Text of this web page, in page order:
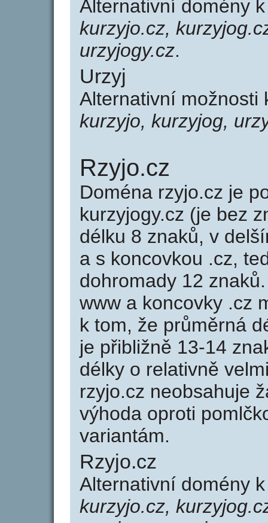
Alternativní domény
kurzyjo.cz,
urzyjogy.cz.
Urzyj
Alternativní
kurzyjo, kurzyjog,
Rzyjo.cz
Doména rzyjo.cz je
kurzyjogy.cz (je bez
délku 8 znaků, v
a s koncovkou .cz,
dohromady 12
www a koncovky .cz
k tom, že průměrná
je přibližně 13-14
délky o relativně
rzyjo.cz neobsahuje
výhoda oproti
variantám.
Rzyjo.cz
Alternativní domény
kurzyjo.cz,